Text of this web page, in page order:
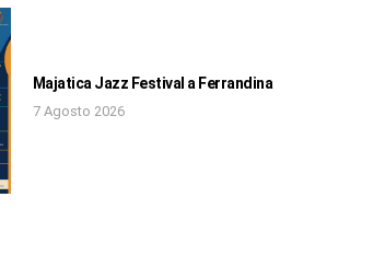
Majatica Jazz Festival a Ferrandina
7 Agosto 2026